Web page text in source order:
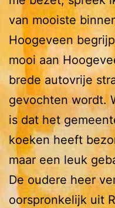
van mooiste
Hoogeveen
mooi aan
brede autovrije
gevochten wordt.
is dat het
koeken heeft
maar een leuk
De oudere heer
oorspronkelijk uit